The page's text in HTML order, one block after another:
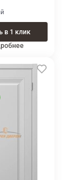
в 1 клик